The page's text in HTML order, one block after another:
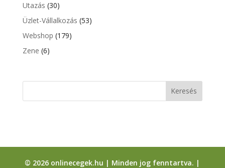
Utazás (30)
Üzlet-Vállalkozás (53)
Webshop (179)
Zene (6)
© 2026 onlinecegek.hu | Minden jog fenntartva. |